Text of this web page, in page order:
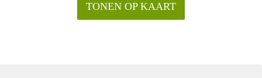
TONEN OP KAART